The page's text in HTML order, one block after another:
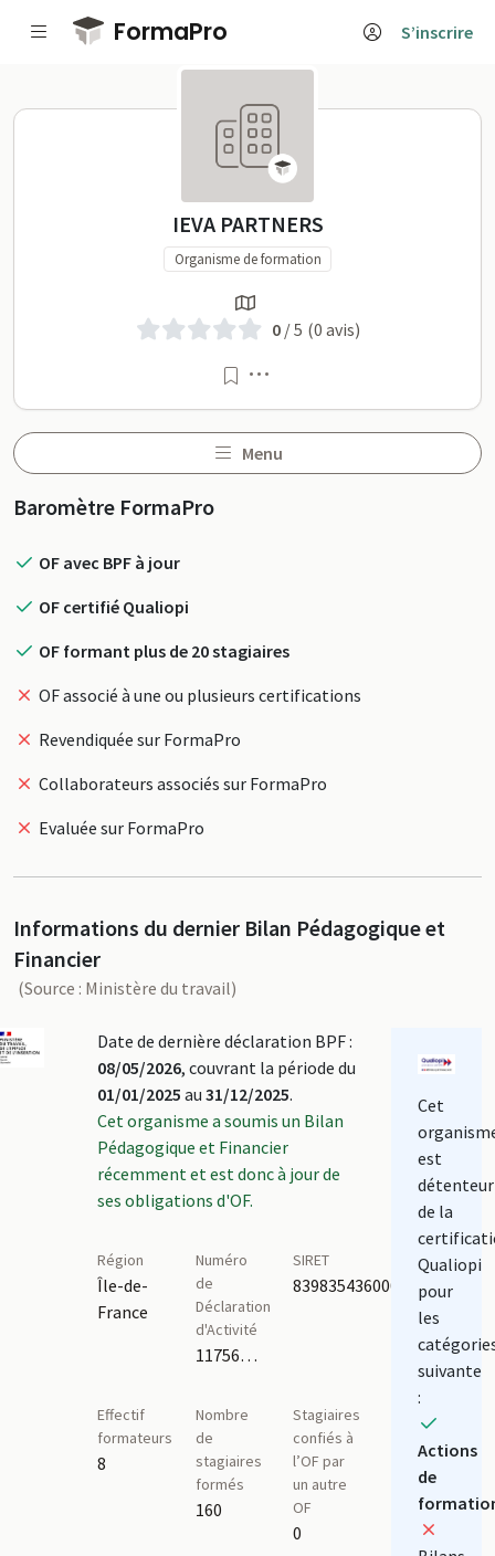
Passer au contenu principal
FormaPro S’inscrire
IEVA PARTNERS sur
IEVA PARTNERS
Organisme de formation
0/ 5 (0 avis)
Menu
Profil
Baromètre FormaPro
OF avec BPF à jour
OF certifié Qualiopi
OF formant plus de 20 stagiaires
OF associé à une ou plusieurs certifications
Revendiquée sur FormaPro
Collaborateurs associés sur FormaPro
Evaluée sur FormaPro
Informations du dernier Bilan Pédagogique et
Financier
(Source : Ministère du travail)
Date de dernière déclaration BPF :
08/05/2026, couvrant la période du
01/01/2025 au 31/12/2025.
Cet organisme a soumis un Bilan
Pédagogique et Financier
récemment et est donc à jour de
ses obligations d'OF.
Région
Île-de-
France
Numéro
de
Déclaration
d'Activité
11756076875
SIRET
83983543600016
Effectif
formateurs
8
Nombre
de
stagiaires
formés
160
Stagiaires
confiés à
l’OF par
un autre
OF
0
Cet
est
détenteur
de la
Qualiopi
pour
les
suivante
:
Actions
de